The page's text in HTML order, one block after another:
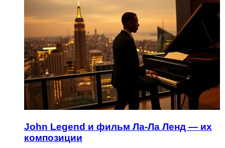
John Legend и фильм Ла-Ла Ленд — их
композиции